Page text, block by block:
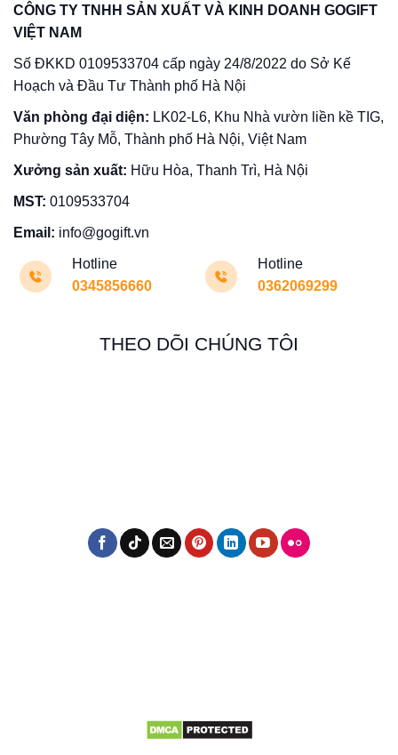
CÔNG TY TNHH SẢN XUẤT VÀ KINH DOANH GOGIFT
VIỆT NAM
Số ĐKKD 0109533704 cấp ngày 24/8/2022 do Sở Kế
Hoạch và Đầu Tư Thành phố Hà Nội
Văn phòng đại diện: LK02-L6, Khu Nhà vườn liền kề TIG,
Phường Tây Mỗ, Thành phố Hà Nội, Việt Nam
Xưởng sản xuất: Hữu Hòa, Thanh Trì, Hà Nội
MST: 0109533704
Email: info@gogift.vn
Hotline
0345856660
Hotline
0362069299
THEO DÕI CHÚNG TÔI